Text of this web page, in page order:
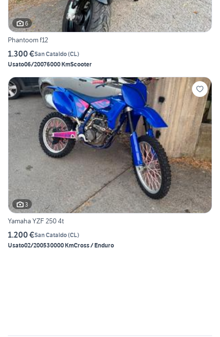
6
Phantoom f12
1.300 €San Cataldo(CL)
Usato06/20076000 KmScooter
3
Yamaha YZF 250 4t
1.200 €San Cataldo(CL)
Usato02/200530000 KmCross / Enduro